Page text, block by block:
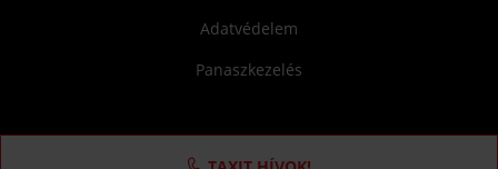
Adatvédelem
Panaszkezelés